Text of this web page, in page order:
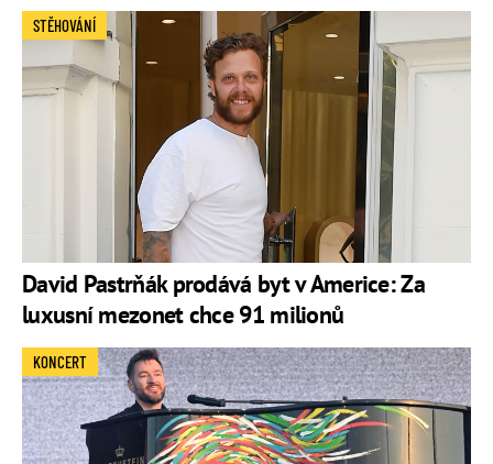
David Pastrňák prodává byt v Americe: Za
luxusní mezonet chce 91 milionů
STĚHOVÁNÍ
KONCERT